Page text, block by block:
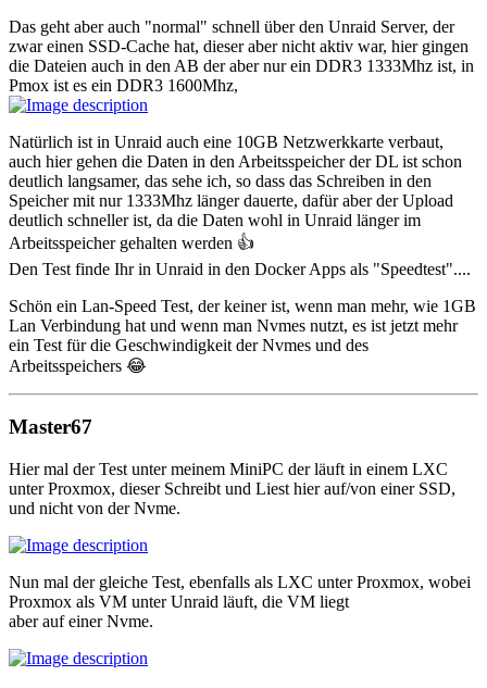
Das geht aber auch "normal" schnell über den Unraid Server, der
zwar einen SSD-Cache hat, dieser aber nicht aktiv war, hier gingen
die Dateien auch in den AB der aber nur ein DDR3 1333Mhz ist, in
Pmox ist es ein DDR3 1600Mhz,
Natürlich ist in Unraid auch eine 10GB Netzwerkkarte verbaut,
auch hier gehen die Daten in den Arbeitsspeicher der DL ist schon
deutlich langsamer, das sehe ich, so dass das Schreiben in den
Speicher mit nur 1333Mhz länger dauerte, dafür aber der Upload
deutlich schneller ist, da die Daten wohl in Unraid länger im
Arbeitsspeicher gehalten werden 👍️
Den Test finde Ihr in Unraid in den Docker Apps als "Speedtest"....
Schön ein Lan-Speed Test, der keiner ist, wenn man mehr, wie 1GB
Lan Verbindung hat und wenn man Nvmes nutzt, es ist jetzt mehr
ein Test für die Geschwindigkeit der Nvmes und des
Arbeitsspeichers 😂
Master67
Hier mal der Test unter meinem MiniPC der läuft in einem LXC
unter Proxmox, dieser Schreibt und Liest hier auf/von einer SSD,
und nicht von der Nvme.
Nun mal der gleiche Test, ebenfalls als LXC unter Proxmox, wobei
Proxmox als VM unter Unraid läuft, die VM liegt
aber auf einer Nvme.